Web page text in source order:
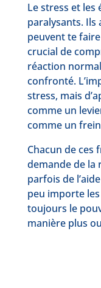
Le stress et
paralysants.
peuvent te
crucial de
réaction
confronté.
stress, mais
comme un
comme un
Chacun de ces
demande de la
parfois de
peu importe
toujours le
manière plus